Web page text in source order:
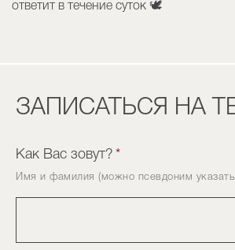
ответит в течение суток 🕊️
ЗАПИСАТЬСЯ НА
Как Вас зовут? *
Имя и фамилия (можно псевдоним